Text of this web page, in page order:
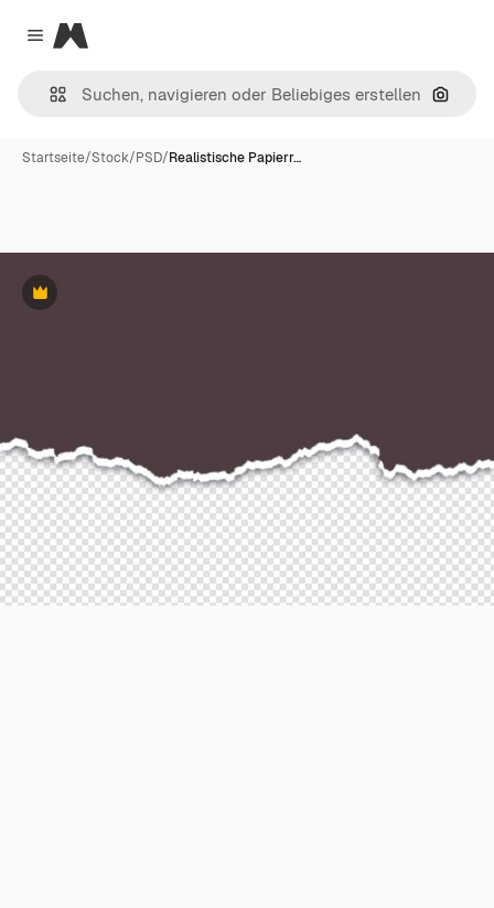
Close menu
Magnific
Nach
Startseite/Stock/PSD/Realistische Papierr…
Premium